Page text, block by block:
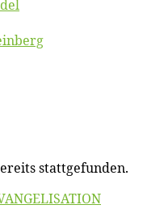
stattgefunden.